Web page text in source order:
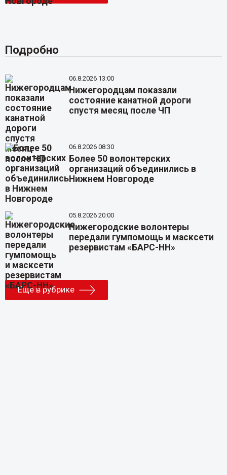
Подробно
06.8.2026 13:00
Нижегородцам показали
состояние канатной дороги
спустя месяц после ЧП
06.8.2026 08:30
Более 50 волонтерских
организаций объединились в
Нижнем Новгороде
05.8.2026 20:00
Нижегородские волонтеры
передали гумпомощь и масксети
резервистам «БАРС-НН»
Еще в рубрике